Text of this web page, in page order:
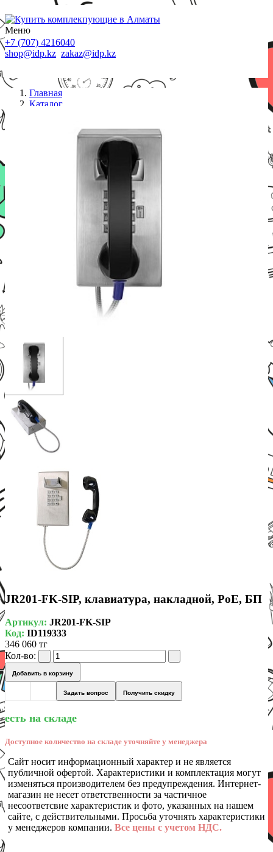
Меню
+7 (707) 4216040
shop@idp.kz zakaz@idp.kz
Главная
Каталог
JR201-FK-SIP, клавиатура, накладной, PoE, БП
Артикул: JR201-FK-SIP
Код: ID119333
346 060 тг
Кол-во:
Добавить в корзину
Задать вопрос Получить скидку
есть на складе
Доступное количество на складе уточняйте у менеджера
Сайт носит информационный характер и не является
публичной офертой. Характеристики и комплектация могут
изменяться производителем без предупреждения. Интернет-
магазин не несет ответственности за частичное
несоответсвие характеристик и фото, указанных на нашем
сайте, с действительными. Просьба уточнять характеристики
у менеджеров компании. Все цены с учетом НДС.